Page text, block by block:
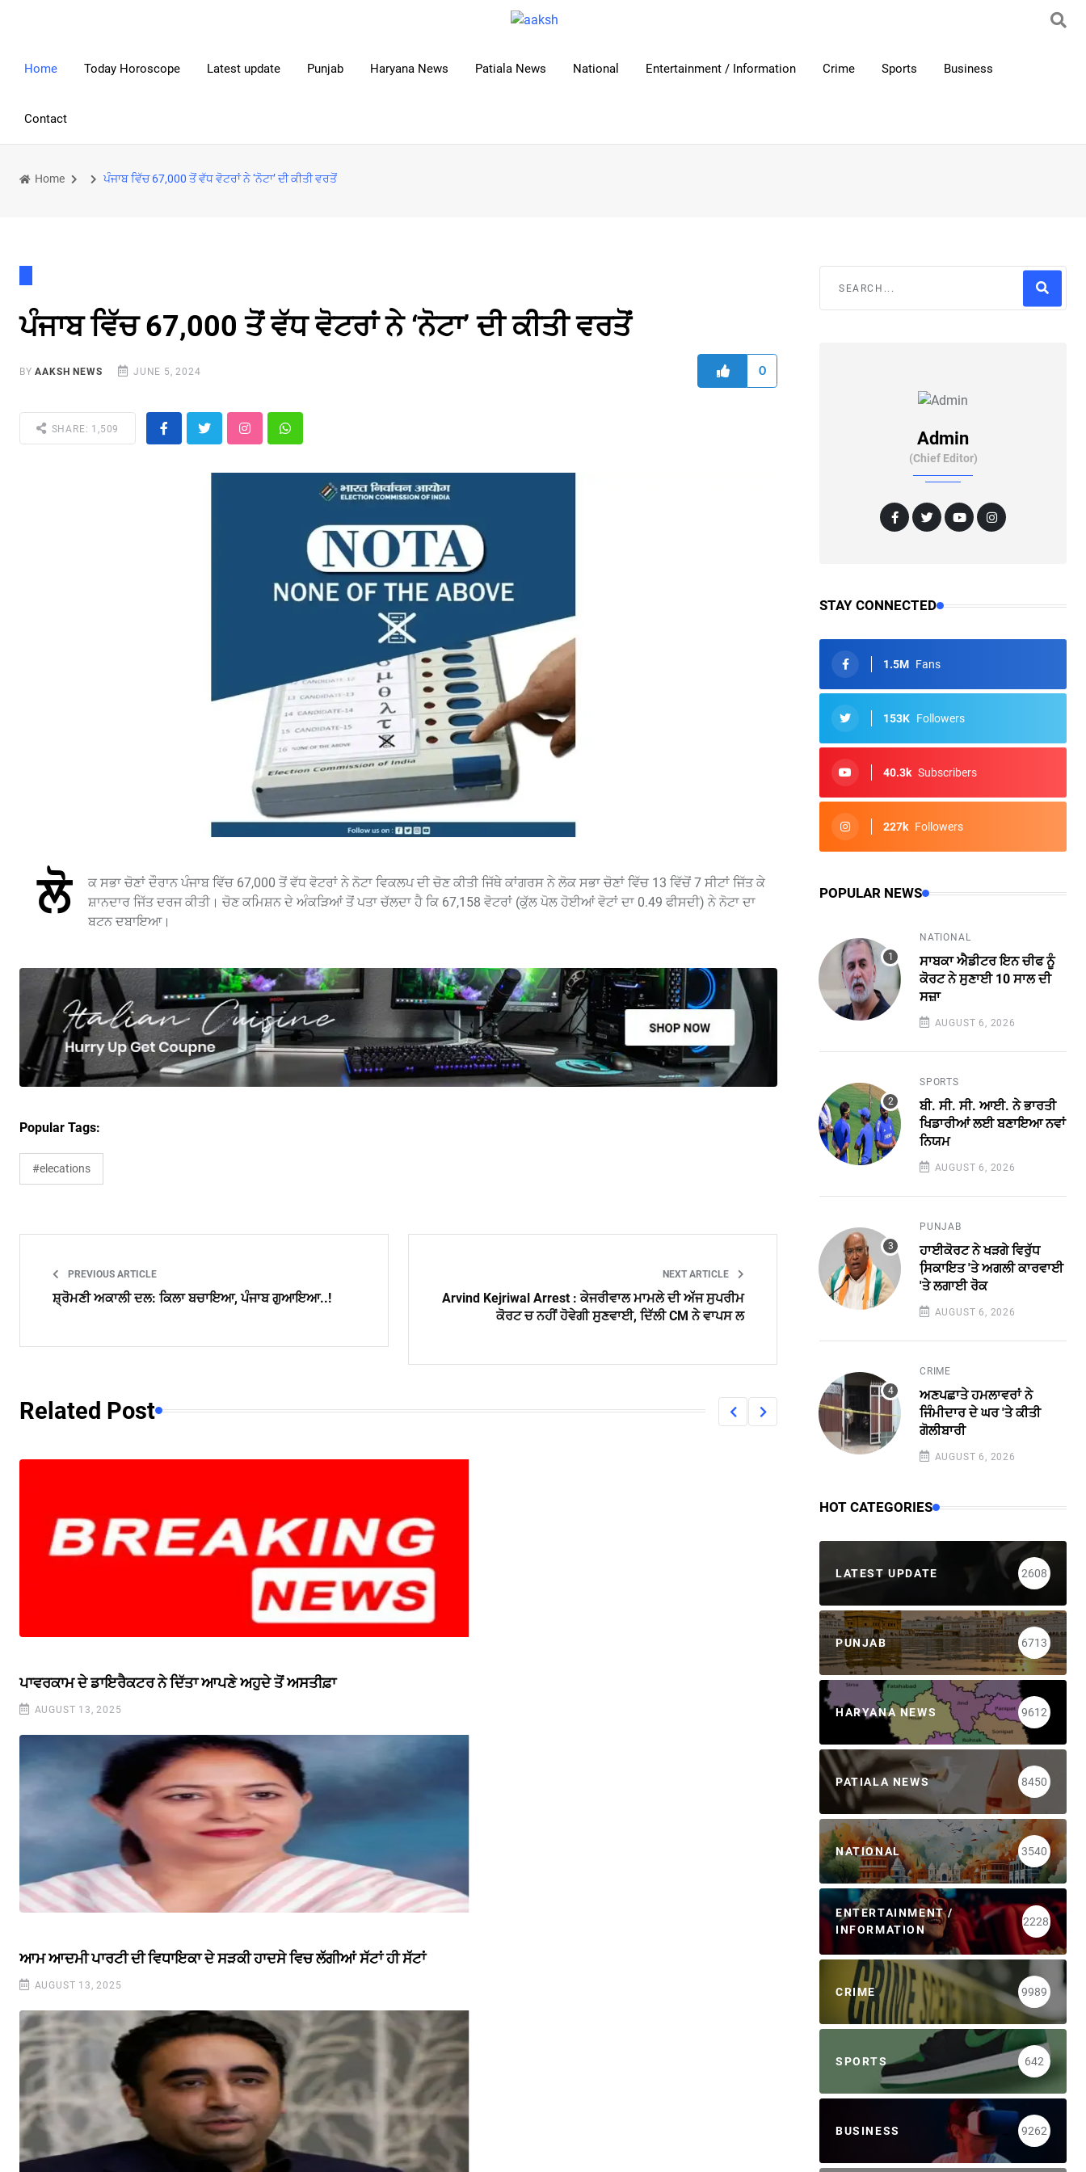
Home Today Horoscope Latest update Punjab Haryana News Patiala News National Entertainment / Information Crime Sports Business
Contact
Home ਪੰਜਾਬ ਵਿੱਚ 67,000 ਤੋਂ ਵੱਧ ਵੋਟਰਾਂ ਨੇ ‘ਨੋਟਾ’ ਦੀ ਕੀਤੀ ਵਰਤੋਂ
ਪੰਜਾਬ ਵਿੱਚ 67,000 ਤੋਂ ਵੱਧ ਵੋਟਰਾਂ ਨੇ ‘ਨੋਟਾ’ ਦੀ ਕੀਤੀ ਵਰਤੋਂ
BYAAKSH NEWS JUNE 5, 2024 0
SHARE: 1,509
ਲੋ
ਕ ਸਭਾ ਚੋਣਾਂ ਦੌਰਾਨ ਪੰਜਾਬ ਵਿੱਚ 67,000 ਤੋਂ ਵੱਧ ਵੋਟਰਾਂ ਨੇ ਨੋਟਾ ਵਿਕਲਪ ਦੀ ਚੋਣ ਕੀਤੀ ਜਿੱਥੇ ਕਾਂਗਰਸ ਨੇ ਲੋਕ ਸਭਾ ਚੋਣਾਂ ਵਿੱਚ 13 ਵਿੱਚੋਂ 7 ਸੀਟਾਂ ਜਿੱਤ ਕੇ
ਸ਼ਾਨਦਾਰ ਜਿੱਤ ਦਰਜ ਕੀਤੀ। ਚੋਣ ਕਮਿਸ਼ਨ ਦੇ ਅੰਕੜਿਆਂ ਤੋਂ ਪਤਾ ਚੱਲਦਾ ਹੈ ਕਿ 67,158 ਵੋਟਰਾਂ (ਕੁੱਲ ਪੋਲ ਹੋਈਆਂ ਵੋਟਾਂ ਦਾ 0.49 ਫੀਸਦੀ) ਨੇ ਨੋਟਾ ਦਾ
ਬਟਨ ਦਬਾਇਆ।
Popular Tags:
#elecations
PREVIOUS ARTICLE
ਸ਼੍ਰੋਮਣੀ ਅਕਾਲੀ ਦਲ: ਕਿਲਾ ਬਚਾਇਆ, ਪੰਜਾਬ ਗੁਆਇਆ..!
NEXT ARTICLE
Arvind Kejriwal Arrest : ਕੇਜਰੀਵਾਲ ਮਾਮਲੇ ਦੀ ਅੱਜ ਸੁਪਰੀਮ
ਕੋਰਟ ਚ ਨਹੀਂ ਹੋਵੇਗੀ ਸੁਣਵਾਈ, ਦਿੱਲੀ CM ਨੇ ਵਾਪਸ ਲ
Related Post
ਪਾਵਰਕਾਮ ਦੇ ਡਾਇਰੈਕਟਰ ਨੇ ਦਿੱਤਾ ਆਪਣੇ ਅਹੁਦੇ ਤੋਂ ਅਸਤੀਫ਼ਾ
AUGUST 13, 2025
ਆਮ ਆਦਮੀ ਪਾਰਟੀ ਦੀ ਵਿਧਾਇਕਾ ਦੇ ਸੜਕੀ ਹਾਦਸੇ ਵਿਚ ਲੱਗੀਆਂ ਸੱਟਾਂ ਹੀ ਸੱਟਾਂ
AUGUST 13, 2025
Admin
(Chief Editor)
STAY CONNECTED
1.5M Fans
153K Followers
40.3k Subscribers
227k Followers
POPULAR NEWS
NATIONAL
ਸਾਬਕਾ ਐਡੀਟਰ ਇਨ ਚੀਫ ਨੂੰ
ਕੋਰਟ ਨੇ ਸੁਣਾਈ 10 ਸਾਲ ਦੀ
ਸਜ਼ਾ
AUGUST 6, 2026
SPORTS
ਬੀ. ਸੀ. ਸੀ. ਆਈ. ਨੇ ਭਾਰਤੀ
ਖਿਡਾਰੀਆਂ ਲਈ ਬਣਾਇਆ ਨਵਾਂ
ਨਿਯਮ
AUGUST 6, 2026
PUNJAB
ਹਾਈਕੋਰਟ ਨੇ ਖੜਗੇ ਵਿਰੁੱਧ
ਸਿ਼ਕਾਇਤ 'ਤੇ ਅਗਲੀ ਕਾਰਵਾਈ
'ਤੇ ਲਗਾਈ ਰੋਕ
AUGUST 6, 2026
CRIME
ਅਣਪਛਾਤੇ ਹਮਲਾਵਰਾਂ ਨੇ
ਜਿੰਮੀਦਾਰ ਦੇ ਘਰ 'ਤੇ ਕੀਤੀ
ਗੋਲੀਬਾਰੀ
AUGUST 6, 2026
HOT CATEGORIES
LATEST UPDATE 2608
PUNJAB 6713
HARYANA NEWS 9612
PATIALA NEWS 8450
NATIONAL 3540
ENTERTAINMENT /
INFORMATION
2228
CRIME 9989
SPORTS 642
BUSINESS 9262